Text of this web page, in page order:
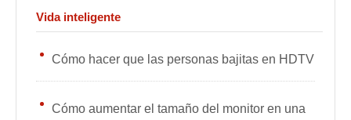
Vida inteligente
Cómo hacer que las personas bajitas en HDTV
Cómo aumentar el tamaño del monitor en una